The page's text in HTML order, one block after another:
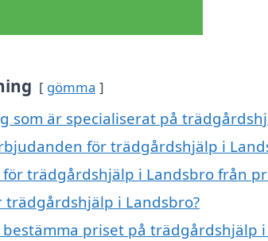
gömma
som är specialiserat på
för trädgårdshjälp i
trädgårdshjälp i Landsbro från
trädgårdshjälp i Landsbro?
priset på trädgårdshjälp i